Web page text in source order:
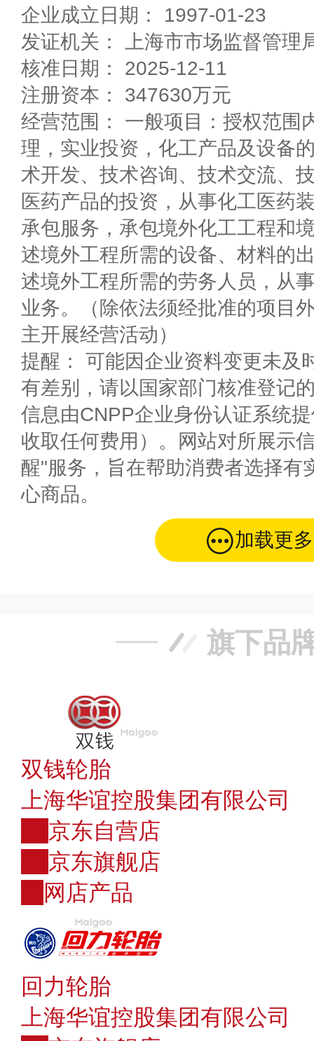
企业成立日期： 1997-01-23
发证机关： 上海市市场监督管理
核准日期： 2025-12-11
注册资本： 347630万元
经营范围： 一般项目：授权范围
理，实业投资，化工产品及设备
术开发、技术咨询、技术交流、
医药产品的投资，从事化工医药
承包服务，承包境外化工工程和
述境外工程所需的设备、材料的
述境外工程所需的劳务人员，从
业务。（除依法须经批准的项目
主开展经营活动）
提醒： 可能因企业资料变更未及
有差别，请以国家部门核准登记
信息由CNPP企业身份认证系统
收取任何费用）。网站对所展示
醒"服务，旨在帮助消费者选择有
心商品。
加载更多
旗下品
双钱轮胎
上海华谊控股集团有限公司
京东自营店
京东旗舰店
网店产品
回力轮胎
上海华谊控股集团有限公司